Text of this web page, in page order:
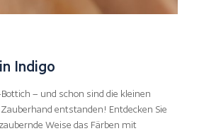
Indigo
Bottich – und schon sind die kleinen
entstanden! Entdecken Sie
Weise das Färben mit